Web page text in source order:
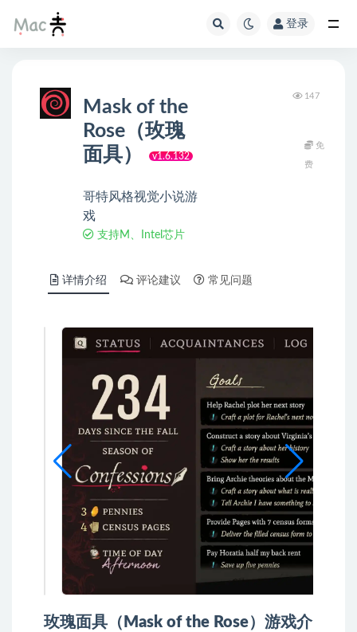
登录
Mask of the
Rose（玫瑰
面具）
v1.6.132
哥特风格视觉小说游
戏
支持M、Intel芯片
147
免
费
详情介绍 评论建议 常见问题
玫瑰面具（Mask of the Rose）游戏介